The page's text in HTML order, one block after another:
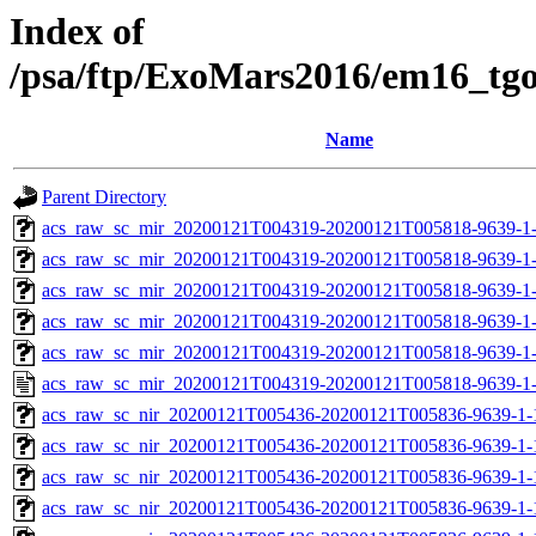
Index of
/psa/ftp/ExoMars2016/
Name
Parent Directory
acs_raw_sc_mir_20200121T004319-20200121T005818-9639-
acs_raw_sc_mir_20200121T004319-20200121T005818-9639-
acs_raw_sc_mir_20200121T004319-20200121T005818-9639-
acs_raw_sc_mir_20200121T004319-20200121T005818-9639-
acs_raw_sc_mir_20200121T004319-20200121T005818-9639-
acs_raw_sc_mir_20200121T004319-20200121T005818-9639-
acs_raw_sc_nir_20200121T005436-20200121T005836-9639-
acs_raw_sc_nir_20200121T005436-20200121T005836-9639-
acs_raw_sc_nir_20200121T005436-20200121T005836-9639-
acs_raw_sc_nir_20200121T005436-20200121T005836-9639-